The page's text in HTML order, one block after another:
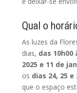
Qual o
As luzes da
dias, das 10h00
2025 e 11 de
os dias 24, 25
que o espaço